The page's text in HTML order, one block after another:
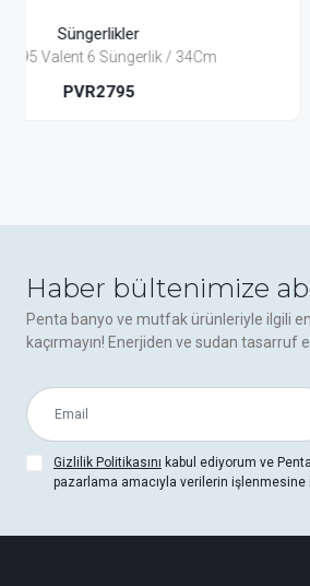
Pvg2765
Haber bültenimize
Penta banyo ve mutfak ürünleriyle ilgili
kaçırmayın! Enerjiden ve sudan tasarruf
Gizlilik Politikasını kabul ediyorum ve
pazarlama amacıyla verilerin işlenmesine